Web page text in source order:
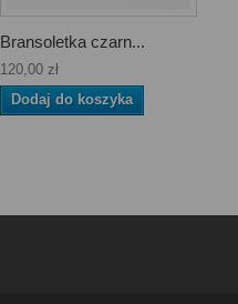
Bransoletka czarn...
120,00 zł
Dodaj do koszyka